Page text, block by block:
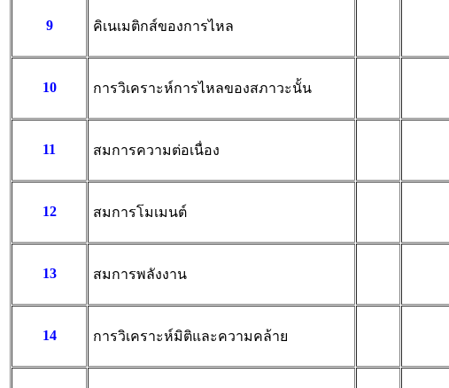
9 คิเนเมติกส์ของการไหล
10 การวิเคราะห์การไหลของสภาวะนั้น
11 สมการความต่อเนื่อง
12 สมการโมเมนต์
13 สมการพลังงาน
14 การวิเคราะห์มิติและความคล้าย